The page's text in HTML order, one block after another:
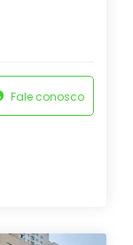
Fale conosco